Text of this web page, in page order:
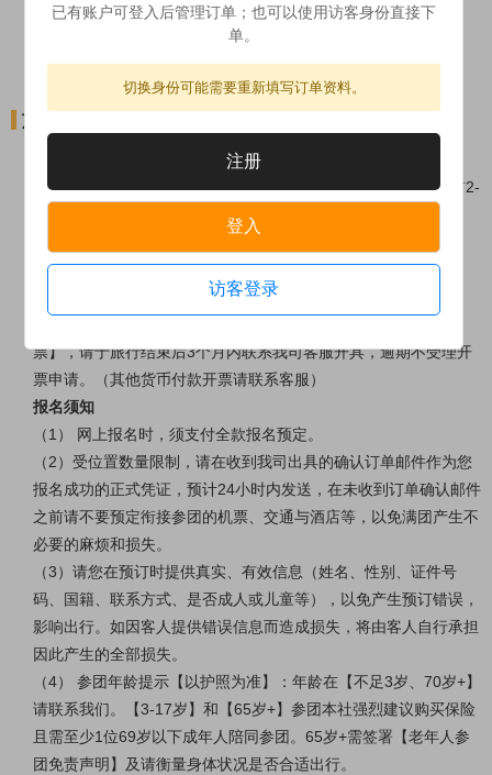
3、出团当日，携带带有照片的有效证件参团，如：护照、驾照、
旅游须知
网上支付→ 确认订单（2个工作日内）→ 发送出团通知（出团前2-
3天）→ 开心出游→ 点评分享美图
网上付款：支持美元、英镑、欧元、人民币支付。
票】，请于旅行结束后3个月内联系我司客服开具，逾期不受理开
票申请。（其他货币付款开票请联系客服）
报名须知
（1） 网上报名时，须支付全款报名预定。
（2）受位置数量限制，请在收到我司出具的确认订单邮件作为您
报名成功的正式凭证，预计24小时内发送，在未收到订单确认邮件
之前请不要预定衔接参团的机票、交通与酒店等，以免满团产生不
必要的麻烦和损失。
（3）请您在预订时提供真实、有效信息（姓名、性别、证件号
码、国籍、联系方式、是否成人或儿童等），以免产生预订错误，
影响出行。如因客人提供错误信息而造成损失，将由客人自行承担
因此产生的全部损失。
（4） 参团年龄提示【以护照为准】：年龄在【不足3岁、70岁+】
请联系我们。【3-17岁】和【65岁+】参团本社强烈建议购买保险
且需至少1位69岁以下成年人陪同参团。65岁+需签署【老年人参
团免责声明】及请衡量身体状况是否合适出行。
已有账户可登入后管理订单；也可以使用访客身份直接下
单。
切换身份可能需要重新填写订单资料。
注册
登入
访客登录